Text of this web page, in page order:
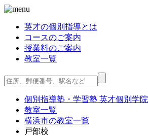
英才の個別指導とは
コースのご案内
授業料のご案内
教室一覧
個別指導塾・学習塾 英才個別学院
教室一覧
横浜市の教室一覧
戸部校